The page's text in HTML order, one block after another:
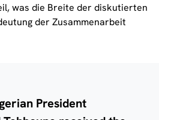
was die Breite der diskutierten
der Zusammenarbeit
President